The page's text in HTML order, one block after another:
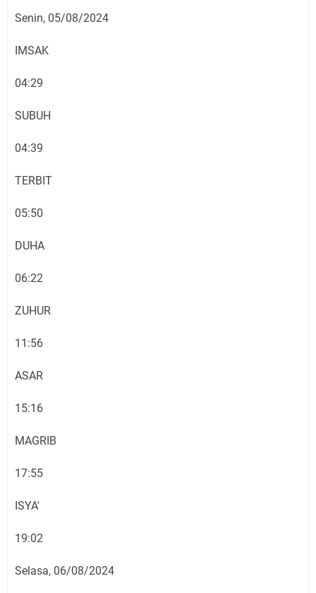
Senin, 05/08/2024
IMSAK
04:29
SUBUH
04:39
TERBIT
05:50
DUHA
06:22
ZUHUR
11:56
ASAR
15:16
MAGRIB
17:55
ISYA'
19:02
Selasa, 06/08/2024